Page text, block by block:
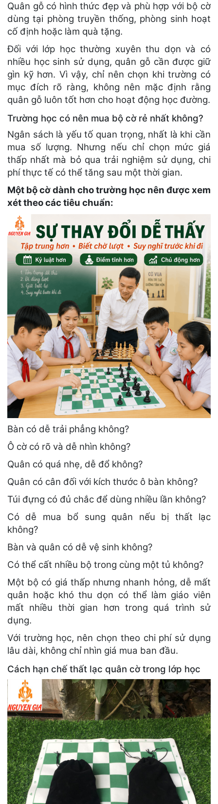
Quân gỗ có hình thức đẹp và phù hợp với bộ cờ
dùng tại phòng truyền thống, phòng sinh hoạt
cố định hoặc làm quà tặng.
Đối với lớp học thường xuyên thu dọn và có
nhiều học sinh sử dụng, quân gỗ cần được giữ
gìn kỹ hơn. Vì vậy, chỉ nên chọn khi trường có
mục đích rõ ràng, không nên mặc định rằng
quân gỗ luôn tốt hơn cho hoạt động học đường.
Trường học có nên mua bộ cờ rẻ nhất không?
Ngân sách là yếu tố quan trọng, nhất là khi cần
mua số lượng. Nhưng nếu chỉ chọn mức giá
thấp nhất mà bỏ qua trải nghiệm sử dụng, chi
phí thực tế có thể tăng sau một thời gian.
Một bộ cờ dành cho trường học nên được xem
xét theo các tiêu chuẩn:
Bàn có dễ trải phẳng không?
Ô cờ có rõ và dễ nhìn không?
Quân có quá nhẹ, dễ đổ không?
Quân có cân đối với kích thước ô bàn không?
Túi đựng có đủ chắc để dùng nhiều lần không?
Có dễ mua bổ sung quân nếu bị thất lạc
không?
Bàn và quân có dễ vệ sinh không?
Có thể cất nhiều bộ trong cùng một tủ không?
Một bộ có giá thấp nhưng nhanh hỏng, dễ mất
quân hoặc khó thu dọn có thể làm giáo viên
mất nhiều thời gian hơn trong quá trình sử
dụng.
Với trường học, nên chọn theo chi phí sử dụng
lâu dài, không chỉ nhìn giá mua ban đầu.
Cách hạn chế thất lạc quân cờ trong lớp học